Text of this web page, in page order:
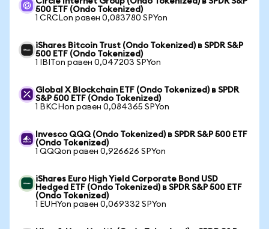
500 ETF (Ondo Tokenized)
1 CRCLon равен 0,083780 SPYon
iShares Bitcoin Trust (Ondo Tokenized) в SPDR S&P
500 ETF (Ondo Tokenized)
1 IBITon равен 0,047203 SPYon
Global X Blockchain ETF (Ondo Tokenized) в SPDR
S&P 500 ETF (Ondo Tokenized)
1 BKCHon равен 0,084365 SPYon
Invesco QQQ (Ondo Tokenized) в SPDR S&P 500 ETF
(Ondo Tokenized)
1 QQQon равен 0,926626 SPYon
iShares Euro High Yield Corporate Bond USD
Hedged ETF (Ondo Tokenized) в SPDR S&P 500 ETF
(Ondo Tokenized)
1 EUHYon равен 0,069332 SPYon